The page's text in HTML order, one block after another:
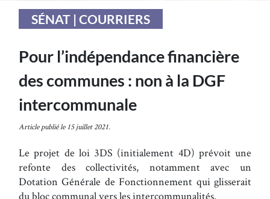
SÉNAT | COURRIERS
Pour l’indépendance financière
des communes : non à la DGF
intercommunale
Article publié le 15 juillet 2021.
Le projet de loi 3DS (initialement 4D) prévoit une
refonte des collectivités, notamment avec un
Dotation Générale de Fonctionnement qui glisserait
du bloc communal vers les intercommunalités.